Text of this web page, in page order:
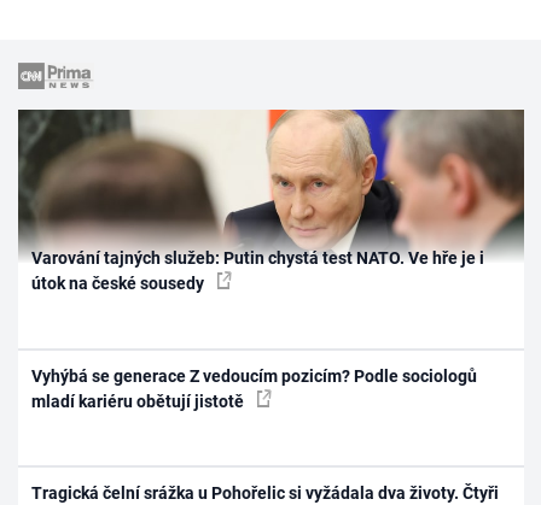
Varování tajných služeb: Putin chystá test NATO. Ve hře je i
útok na české sousedy
Vyhýbá se generace Z vedoucím pozicím? Podle sociologů
mladí kariéru obětují jistotě
Tragická čelní srážka u Pohořelic si vyžádala dva životy. Čtyři